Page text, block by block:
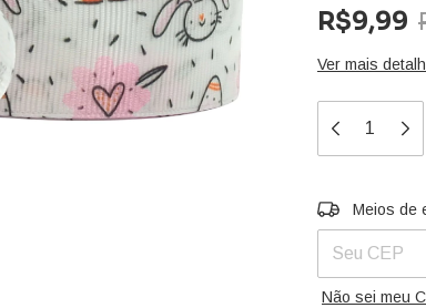
R$9,99
Ver mais
Entregas para
Meios de
Não sei meu